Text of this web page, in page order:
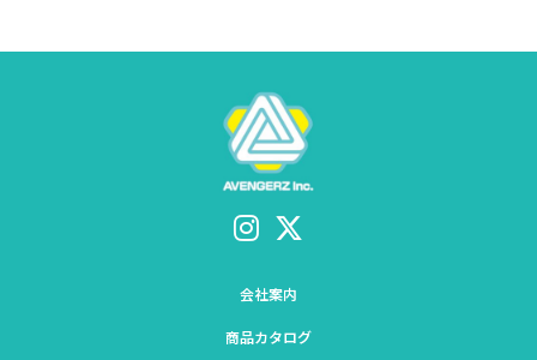
会社案内
商品カタログ